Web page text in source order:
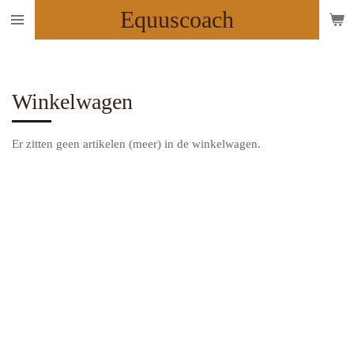
Ga
direct
hoofdinhoud
Equuscoach
Winkelwagen
Er zitten geen artikelen (meer) in de winkelwagen.